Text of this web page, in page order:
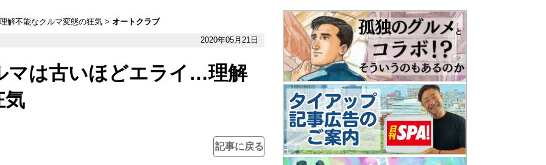
解不能なクルマ変態の狂気
オートクラブ
2020年05月21日
マは古いほどエライ…理解
気
記事に戻る